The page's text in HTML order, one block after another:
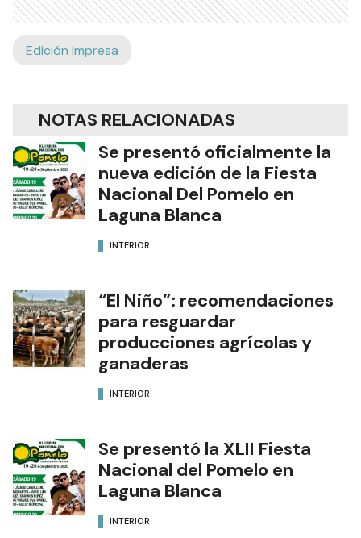
Edición Impresa
NOTAS RELACIONADAS
Se presentó oficialmente la
nueva edición de la Fiesta
Nacional Del Pomelo en
Laguna Blanca
INTERIOR
“El Niño”: recomendaciones
para resguardar
producciones agrícolas y
ganaderas
INTERIOR
Se presentó la XLII Fiesta
Nacional del Pomelo en
Laguna Blanca
INTERIOR